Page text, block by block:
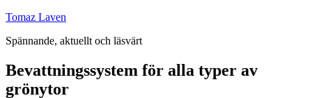
Hoppa
innehåll
Tomaz Laven
Spännande, aktuellt och läsvärt
Bevattningssystem för alla typer av
grönytor